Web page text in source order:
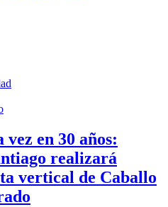
en 30 años:
realizará
vertical de Caballo